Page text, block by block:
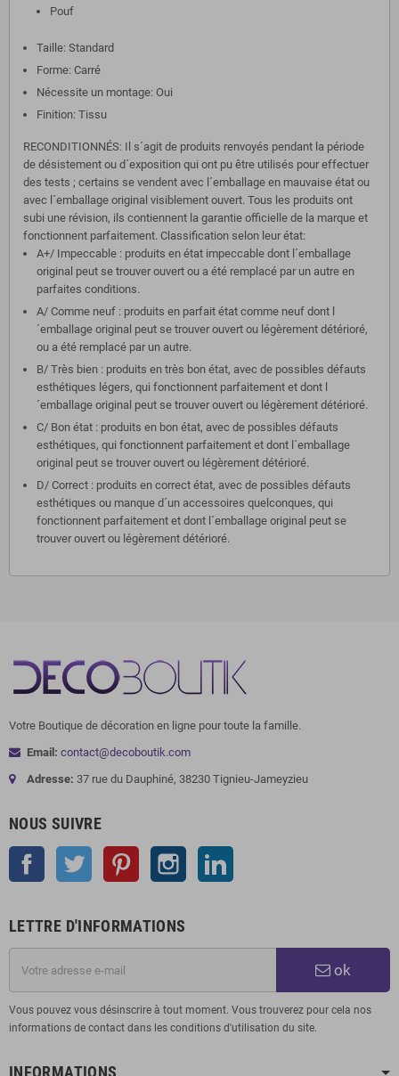
Pouf
Taille: Standard
Forme: Carré
Nécessite un montage: Oui
Finition: Tissu
RECONDITIONNÉS: Il s´agit de produits renvoyés pendant la période
de désistement ou d´exposition qui ont pu être utilisés pour effectuer
des tests ; certains se vendent avec l´emballage en mauvaise état ou
avec l´emballage original visiblement ouvert. Tous les produits ont
subi une révision, ils contiennent la garantie officielle de la marque et
fonctionnent parfaitement. Classification selon leur état:
A+/ Impeccable : produits en état impeccable dont l´emballage
original peut se trouver ouvert ou a été remplacé par un autre en
parfaites conditions.
A/ Comme neuf : produits en parfait état comme neuf dont l
´emballage original peut se trouver ouvert ou légèrement détérioré,
ou a été remplacé par un autre.
B/ Très bien : produits en très bon état, avec de possibles défauts
esthétiques légers, qui fonctionnent parfaitement et dont l
´emballage original peut se trouver ouvert ou légèrement détérioré.
C/ Bon état : produits en bon état, avec de possibles défauts
esthétiques, qui fonctionnent parfaitement et dont l´emballage
original peut se trouver ouvert ou légèrement détérioré.
D/ Correct : produits en correct état, avec de possibles défauts
esthétiques ou manque d´un accessoires quelconques, qui
fonctionnent parfaitement et dont l´emballage original peut se
trouver ouvert ou légèrement détérioré.
Votre Boutique de décoration en ligne pour toute la famille.
Email: contact@decoboutik.com
Adresse: 37 rue du Dauphiné, 38230 Tignieu-Jameyzieu
NOUS SUIVRE
Facebook Twitter Pinterest Instagram
LETTRE D'INFORMATIONS
ok
Vous pouvez vous désinscrire à tout moment. Vous trouverez pour cela nos
informations de contact dans les conditions d'utilisation du site.
INFORMATIONS